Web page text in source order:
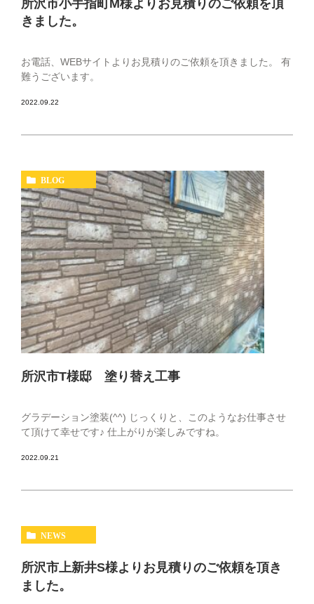
所沢市小手指町M様よりお見積りのご依頼を頂
きました。
お電話、WEBサイトよりお見積りのご依頼を頂きました。 有
難うございます。
2022.09.22
BLOG
所沢市T様邸 塗り替え工事
グラデーション塗装(^^) じっくりと、このようなお仕事させ
て頂けて幸せです♪ 仕上がりが楽しみですね。
2022.09.21
NEWS
所沢市上新井S様よりお見積りのご依頼を頂き
ました。